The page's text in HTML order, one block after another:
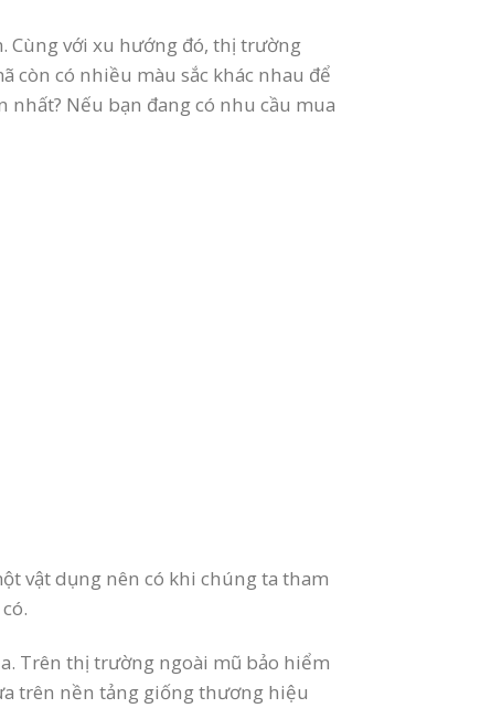
Cùng với xu hướng đó, thị trường
còn có nhiều màu sắc khác nhau để
nhất? Nếu bạn đang có nhu cầu mua
vật dụng nên có khi chúng ta tham
Trên thị trường ngoài mũ bảo hiểm
trên nền tảng giống thương hiệu